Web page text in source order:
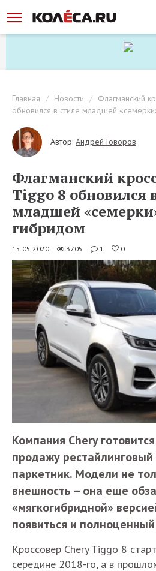
Главная Новости
Флагманский
обновился в стиле младшей
Автор: Андрей Говоров
Флагманский
Tiggo 8 обновился
младшей
гибридом
15.05.2020 3705 1 0
Компания Chery
продажу
паркетник. Модели не
внешность – она еще
«мягкогибридной»
появиться и
Кроссовер Chery Tiggo 8
середине 2018-го, а в